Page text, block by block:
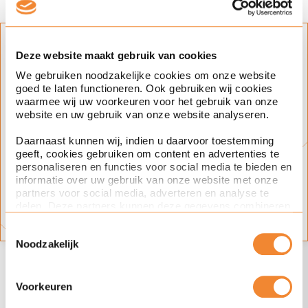
Deze website maakt gebruik van cookies
We gebruiken noodzakelijke cookies om onze website
goed te laten functioneren. Ook gebruiken wij cookies
waarmee wij uw voorkeuren voor het gebruik van onze
website en uw gebruik van onze website analyseren.
Daarnaast kunnen wij, indien u daarvoor toestemming
geeft, cookies gebruiken om content en advertenties te
personaliseren en functies voor social media te bieden en
informatie over uw gebruik van onze website met onze
partners voor social media, adverteren en analyse te
ze hebben verzameld op basis van uw gebruik van hun
services. Met de schuifknoppen in deze cookiebanner
kunt u aangeven of u bezwaar heeft tegen de inzet van
van bepaalde cookies. Toestemming kunt u altijd weer
Toestemmingsselectie
Noodzakelijk
Voorkeuren
Blijf op de hoogte
Klik op het plusje en schrijf je in voor
updates over dit onderwerp.
Expertise(s)
ondernemingsrecht fusies en overnames
Onderwerp(en)
fusies & overnames